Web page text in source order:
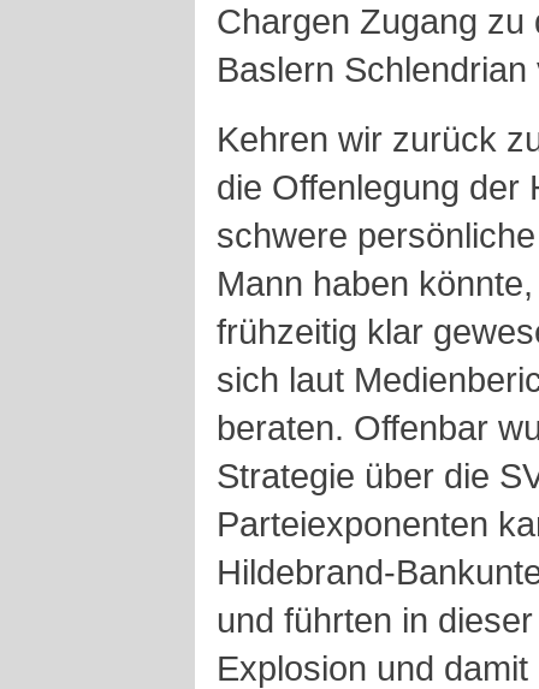
Chargen Zugang zu
Baslern
Kehren wir zurück
die Offenlegung der
schwere
Mann haben
frühzeitig klar
sich laut
beraten. Offenbar
Strategie über die
Parteiexponenten
Hildebrand-
und führten in
Explosion und